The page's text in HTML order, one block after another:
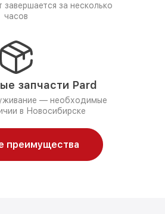
завершается за несколько
часов
запчасти Pard
— необходимые
в Новосибирске
преимущества